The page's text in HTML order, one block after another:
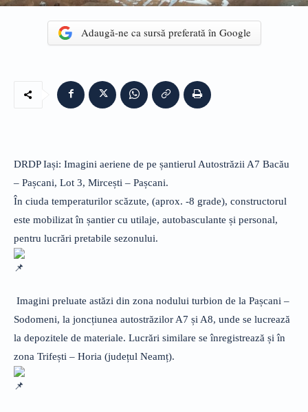
Adaugă-ne ca sursă preferată în Google
DRDP Iași: Imagini aeriene de pe șantierul Autostrăzii A7 Bacău
– Pașcani, Lot 3, Mircești – Pașcani.
În ciuda temperaturilor scăzute, (aprox. -8 grade), constructorul
este mobilizat în șantier cu utilaje, autobasculante și personal,
pentru lucrări pretabile sezonului.
Imagini preluate astăzi din zona nodului turbion de la Pașcani –
Sodomeni, la joncțiunea autostrăzilor A7 și A8, unde se lucrează
la depozitele de materiale. Lucrări similare se înregistrează și în
zona Trifești – Horia (județul Neamț).